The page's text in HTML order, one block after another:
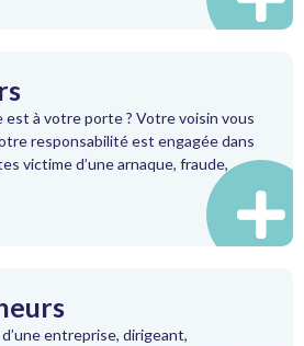
est à votre porte ? Votre voisin vous
responsabilité est engagée dans
victime d’une arnaque, fraude,
entreprise, dirigeant,